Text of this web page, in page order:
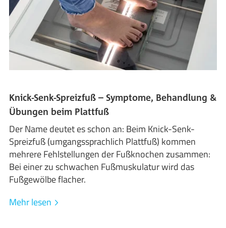
Knick-Senk-Spreizfuß – Symptome, Behandlung &
Übungen beim Plattfuß
Der Name deutet es schon an: Beim Knick-Senk-
Spreizfuß (umgangssprachlich Plattfuß) kommen
mehrere Fehlstellungen der Fußknochen zusammen:
Bei einer zu schwachen Fußmuskulatur wird das
Fußgewölbe flacher.
Mehr lesen